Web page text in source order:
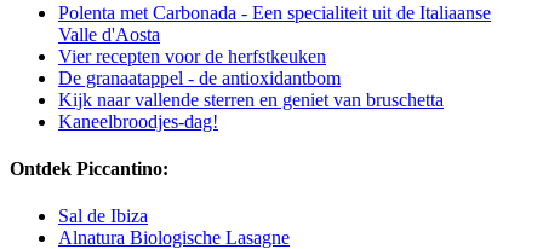
Polenta met Carbonada - Een specialiteit uit de Italiaanse
Valle d'Aosta
Vier recepten voor de herfstkeuken
De granaatappel - de antioxidantbom
Kijk naar vallende sterren en geniet van bruschetta
Kaneelbroodjes-dag!
Ontdek Piccantino:
Sal de Ibiza
Alnatura Biologische Lasagne